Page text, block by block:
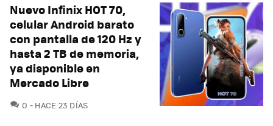
Nuevo Infinix HOT 70,
celular Android barato
con pantalla de 120 Hz y
hasta 2 TB de memoria,
ya disponible en
Mercado Libre
0 COMENTARIOS
HACE 23 DÍAS